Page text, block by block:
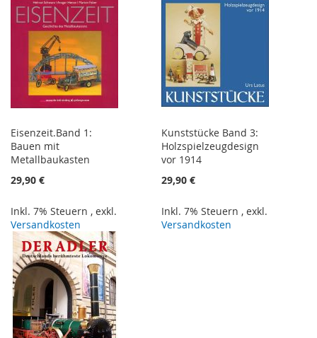
Eisenzeit.Band 1:
Bauen mit
Metallbaukasten
29,90 €
Inkl. 7% Steuern , exkl.
Versandkosten
Kunststücke Band 3:
Holzspielzeugdesign
vor 1914
29,90 €
Inkl. 7% Steuern ,exkl.
Versandkosten